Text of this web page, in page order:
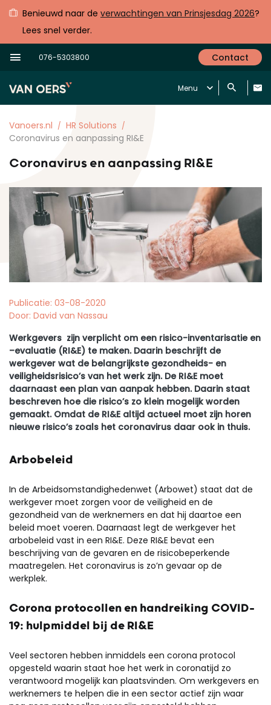
Benieuwd naar de verwachtingen van Prinsjesdag 2026?
Lees snel verder.
076-5303800 Contact
Menu
Vanoers.nl
HR Solutions
Coronavirus en aanpassing RI&E
Coronavirus en aanpassing RI&E
Publicatie: 03-08-2020
Door: David van Nassau
Werkgevers zijn verplicht om een risico-inventarisatie en
–evaluatie (RI&E) te maken. Daarin beschrijft de
werkgever wat de belangrijkste gezondheids- en
veiligheidsrisico’s van het werk zijn. De RI&E moet
daarnaast een plan van aanpak hebben. Daarin staat
beschreven hoe die risico’s zo klein mogelijk worden
gemaakt. Omdat de RI&E altijd actueel moet zijn horen
nieuwe risico’s zoals het coronavirus daar ook in thuis.
Arbobeleid
In de Arbeidsomstandighedenwet (Arbowet) staat dat de
werkgever moet zorgen voor de veiligheid en de
gezondheid van de werknemers en dat hij daartoe een
beleid moet voeren. Daarnaast legt de werkgever het
arbobeleid vast in een RI&E. Deze RI&E bevat een
beschrijving van de gevaren en de risicobeperkende
maatregelen. Het coronavirus is zo’n gevaar op de
werkplek.
Corona protocollen en handreiking COVID-
19: hulpmiddel bij de RI&E
Veel sectoren hebben inmiddels een corona protocol
opgesteld waarin staat hoe het werk in coronatijd zo
verantwoord mogelijk kan plaatsvinden. Om werkgevers en
werknemers te helpen die in een sector actief zijn waar